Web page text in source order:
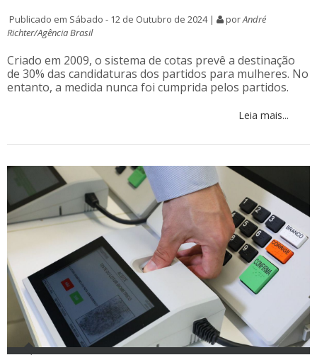
Publicado em Sábado - 12 de Outubro de 2024 | porAndré
Richter/Agência Brasil
Criado em 2009, o sistema de cotas prevê a destinação
de 30% das candidaturas dos partidos para mulheres. No
entanto, a medida nunca foi cumprida pelos partidos.
Leia mais...